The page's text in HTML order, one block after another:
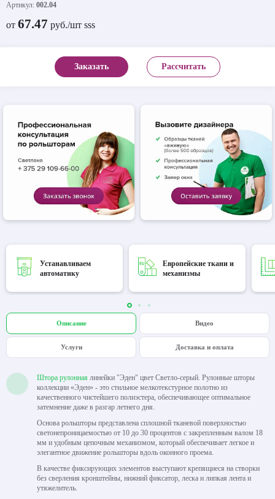
Артикул: 002.04
от 67.47 руб./шт sss
Заказать Рассчитать
Устанавливаем
автоматику
Европейские ткани и
механизмы
Описание Видео
Услуги Доставка и оплата
Штора рулонная линейки "Эден" цвет Светло-серый. Рулонные шторы
коллекции «Эден» - это стильное мелкотекстурное полотно из
качественного чистейшего полиэстера, обеспечивающее оптимальное
затемнение даже в разгар летнего дня.
Основа рольшторы представлена сплошной тканевой поверхностью
светонепроницаемостью от 10 до 30 процентов с закрепленным валом 18
мм и удобным цепочным механизмом, который обеспечивает легкое и
элегантное движение рольшторы вдоль оконного проема.
В качестве фиксирующих элементов выступают крепящиеся на створки
без сверления кронштейны, нижний фиксатор, леска и липкая лента и
утяжелитель.